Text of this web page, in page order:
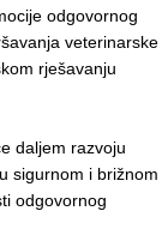
odgovornog
veterinarske
rješavanju
daljem razvoju
sigurnom i brižnom
odgovornog